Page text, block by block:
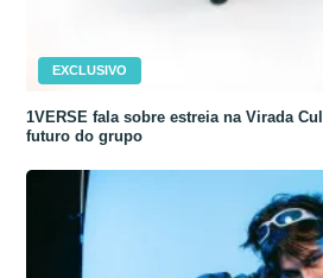
EXCLUSIVO
1VERSE fala sobre estreia na Virada
futuro do grupo